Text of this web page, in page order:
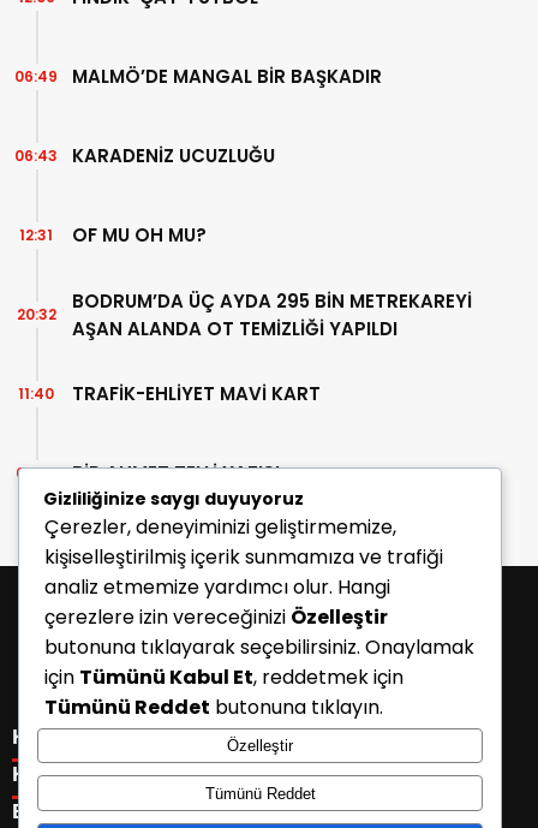
MALMÖ’DE MANGAL BİR BAŞKADIR
06:49
KARADENİZ UCUZLUĞU
06:43
OF MU OH MU?
12:31
BODRUM’DA ÜÇ AYDA 295 BİN METREKAREYİ
AŞAN ALANDA OT TEMİZLİĞİ YAPILDI
20:32
TRAFİK-EHLİYET MAVİ KART
11:40
BİR AHMET TELLİ YAZISI
07:30
KATEGORİLER
Menü seçimi yapın. WP-ADMIN → Görünüm → Menüler
sayfasından menü eşleştirmesi yapınız.
KISAYOLLAR
Menü seçimi yapın. WP-ADMIN → Görünüm → Menüler
E-BÜLTEN
Gizliliğinize saygı duyuyoruz
Çerezler, deneyiminizi geliştirmemize,
kişiselleştirilmiş içerik sunmamıza ve trafiği
analiz etmemize yardımcı olur. Hangi
çerezlere izin vereceğinizi Özelleştir
butonuna tıklayarak seçebilirsiniz. Onaylamak
için Tümünü Kabul Et, reddetmek için
Tümünü Reddet butonuna tıklayın.
Özelleştir
Tümünü Reddet